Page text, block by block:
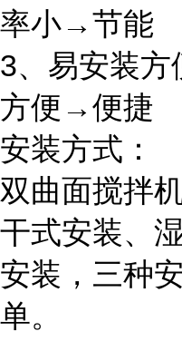
率小→节能
3、易安装方
方便→便捷
安装方式：
双曲面搅拌
干式安装、
安装，三种
单。